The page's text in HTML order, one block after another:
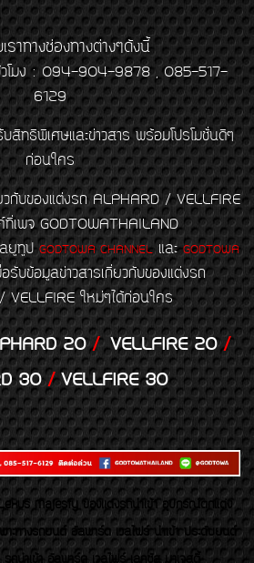
าทางช่องทางต่างๆดังนี้
โมง : 094-904-9878 , 085-517-
6129
บสิทธิพิเศษและข่าวสาร พร้อมโปรโมชั่นดีๆ
ก่อนใคร
กับของแต่งรถ ALPHARD / VELLFIRE
ที่เพจ GODTOWATHAILAND
ลยูทูป GODTOWA CHANNELและGODTOWA
รับข้อมูลข่าวสารเกี่ยวกับของแต่งรถ
VELLFIRE ใหม่ๆได้ก่อนใคร
20/VELLFIRE 20/
30/VELLFIRE 30
Majesty ของเเต่งรถนำเข้า อุปกรณ์ตกแต่ง
ะทางรถยนต์ อัลพาร์ด เวลไฟร์ นำเข้า ประดับยนต์
ถนำเข้า อัลพาร์ด เวลไฟร์ เลกซัส มาเจสตี้